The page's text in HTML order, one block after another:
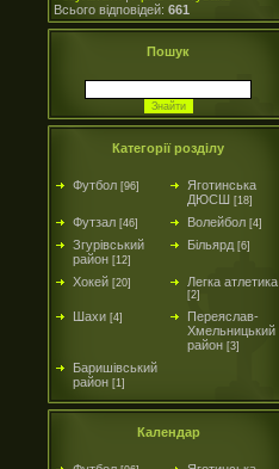
Всього відповідей: 661
Пошук
Категорії розділу
Футбол [96]
Яготинська
ДЮСШ [18]
Футзал [46] Волейбол [4]
Згурівський
район [12]
Більярд [6]
Хокей [20] Легка атлетика
[2]
Шахи [4]
Переяслав-
Хмельницький
район [3]
Баришівський
район [1]
Календар